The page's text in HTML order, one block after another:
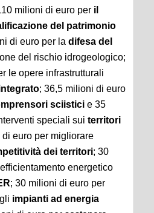
milioni di euro per il
del patrimonio
di euro per la difesa del
del rischio idrogeologico;
le opere infrastrutturali
; 36,5 milioni di euro
sciistici e 35
speciali sui territori
di euro per migliorare
dei territori; 30
energetico
; 30 milioni di euro per
impianti ad energia